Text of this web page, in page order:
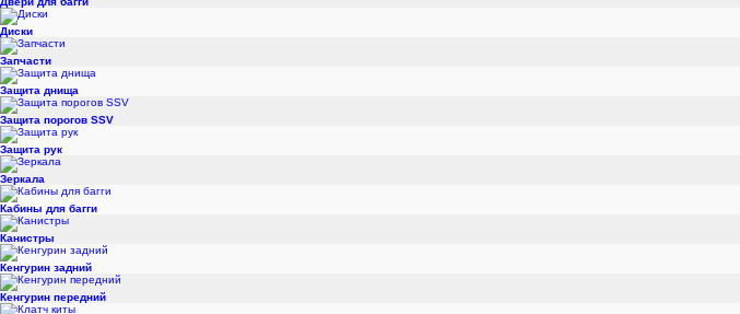
Диски
Запчасти
Защита днища
Защита порогов SSV
Защита рук
Зеркала
Кабины для багги
Канистры
Кенгурин задний
Кенгурин передний